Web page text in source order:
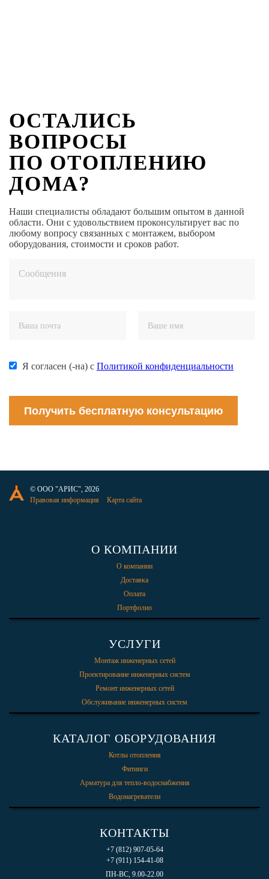
ОСТАЛИСЬ
ВОПРОСЫ
ПО ОТОПЛЕНИЮ
ДОМА?
Наши специалисты обладают большим опытом в данной
области. Они с удовольствием проконсультирует вас по
любому вопросу связанных с монтажем, выбором
оборудования, стоимости и сроков работ.
Я согласен (-на) с Политикой конфиденциальности
Получить бесплатную консультацию
© ООО "АРИС", 2026
Правовая информация
Карта сайта
О КОМПАНИИ
О компании
Доставка
Оплата
Портфолио
УСЛУГИ
Монтаж инженерных сетей
Проектирование инженерных систем
Ремонт инженерных сетей
Обслуживание инженерных систем
КАТАЛОГ ОБОРУДОВАНИЯ
Котлы отопления
Фитинги
Арматура для тепло-водоснабжения
Водонагреватели
КОНТАКТЫ
+7 (812) 907-05-64
+7 (911) 154-41-08
ПН-ВС, 9.00-22.00